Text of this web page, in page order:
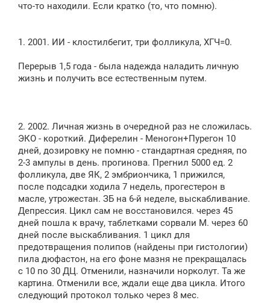
что-то находили. Если кратко (то, что помню).
1. 2001. ИИ - клостилбегит, три фолликула, ХГЧ=0.
Перерыв 1,5 года - была надежда наладить личную
жизнь и получить все естественным путем.
2. 2002. Личная жизнь в очередной раз не сложилась.
ЭКО - короткий. Диферелин - Меногон+Пурегон 10
дней, дозировку не помню - стандартная средняя, по
2-3 ампулы в день. прогинова. Прегнил 5000 ед. 2
фолликула, две ЯК, 2 эмбриончика, 1 прижился,
после подсадки ходила 7 недель, прогестерон в
масле, утрожестан. ЗБ на 6-й неделе, выскабливание.
Депрессия. Цикл сам не восстановился. через 45
дней пошла к врачу, таблетками сорвали М. через 60
дней после выскабливания. 1 цикл для
предотвращения полипов (найдены при гистологии)
пила дюфастон, на его фоне мазня не прекращалась
с 10 по 30 ДЦ. Отменили, назначили норколут. Та же
картина. Отменили все, ждали еще два цикла. Итого
следующий протокол только через 8 мес.